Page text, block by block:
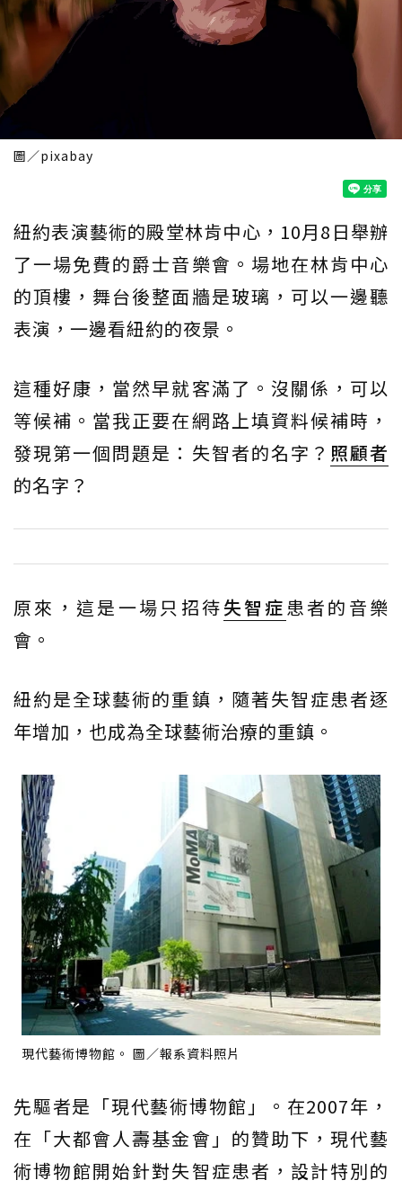
圖／pixabay
紐約表演藝術的殿堂林肯中心，10月8日舉辦
了一場免費的爵士音樂會。場地在林肯中心
的頂樓，舞台後整面牆是玻璃，可以一邊聽
表演，一邊看紐約的夜景。
這種好康，當然早就客滿了。沒關係，可以
等候補。當我正要在網路上填資料候補時，
發現第一個問題是：失智者的名字？ 照顧者
的名字？
原來，這是一場只招待失智症患者的音樂
會。
紐約是全球藝術的重鎮，隨著失智症患者逐
年增加，也成為全球藝術治療的重鎮。
現代藝術博物館。 圖／報系資料照片
先驅者是「現代藝術博物館」。在2007年，
在「大都會人壽基金會」的贊助下，現代藝
術博物館開始針對失智症患者，設計特別的